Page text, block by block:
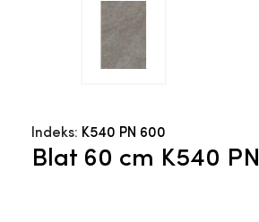
Indeks: K540 PN 600
Blat 60 cm K540 PN